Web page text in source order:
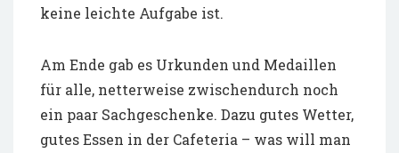
keine leichte Aufgabe ist.
Am Ende gab es Urkunden und Medaillen
für alle, netterweise zwischendurch noch
ein paar Sachgeschenke. Dazu gutes Wetter,
gutes Essen in der Cafeteria – was will man